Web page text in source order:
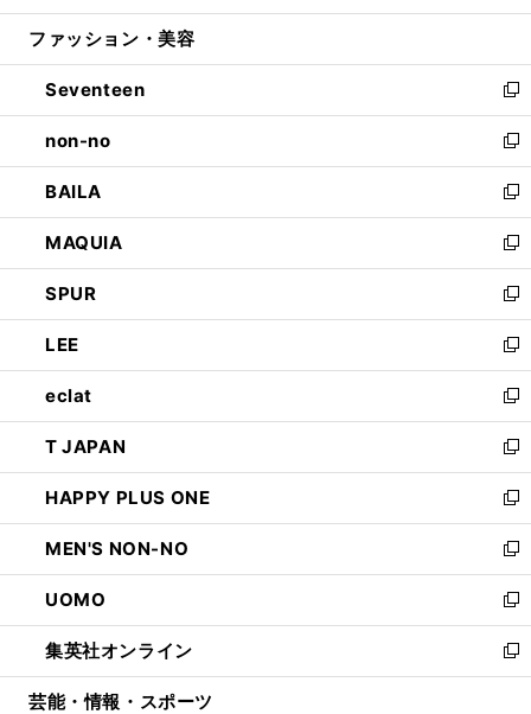
開
ウ
開
く
ン
ウ
で
開
く
ウ
ン
ド
ウ
で
開
く
ファッション・美容
Seventeen
新
し
い
ウ
ィ
ン
ド
ウ
で
開
く
non-no
新
し
い
ウ
ィ
ン
ド
ウ
で
開
く
BAILA
新
し
い
ウ
ィ
ン
ド
ウ
で
開
く
MAQUIA
新
し
い
ウ
ィ
ン
ド
ウ
で
開
く
SPUR
新
し
い
ウ
ィ
ン
ド
ウ
で
開
く
LEE
新
し
い
ウ
ィ
ン
ド
ウ
で
開
く
eclat
新
し
い
ウ
ィ
ン
ド
ウ
で
開
く
T JAPAN
新
し
い
ウ
ィ
ン
ド
ウ
で
開
HAPPY PLUS ONE
新
し
い
ウ
ィ
ン
ド
ウ
MEN'S NON-NO
新
し
い
ウ
ィ
ン
UOMO
新
し
い
ウ
集英社オンライン
新
し
芸能・情報・スポーツ